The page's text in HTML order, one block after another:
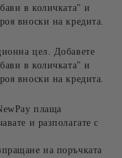
в количката" и
вноски на кредита.
цел. Добавете
в количката" и
вноски на кредита.
плаща
и разполагате с
на поръчката